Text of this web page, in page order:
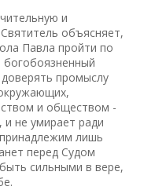
и
объясняет,
Павла пройти по
промыслу
и обществом -
не умирает ради
лишь
перед Судом
сильными в вере,